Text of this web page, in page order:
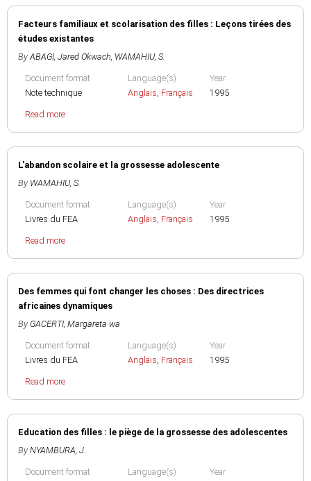
Facteurs familiaux et scolarisation des filles : Leçons tirées des
études existantes
By ABAGI, Jared Okwach, WAMAHIU, S.
Document format
Note technique
Language(s)
Anglais, Français
Year
1995
Read more
L'abandon scolaire et la grossesse adolescente
By WAMAHIU, S.
Document format
Livres du FEA
Language(s)
Anglais, Français
Year
1995
Read more
Des femmes qui font changer les choses : Des directrices
africaines dynamiques
By GACERTI, Margareta wa
Document format
Livres du FEA
Language(s)
Anglais, Français
Year
1995
Read more
Education des filles : le piège de la grossesse des adolescentes
By NYAMBURA, J.
Document format
Language(s)
Year